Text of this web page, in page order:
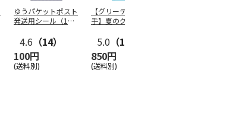
ゆうパケットポスト
発送用シール（1個
4.6 （14）
100円
(送料別)
【グリーティング切
手】夏のグリーティ
5.0 （10）
850円
(送料別)